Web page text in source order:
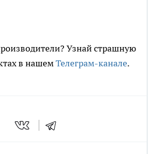
Узнай страшную
в нашемТелеграм-канале.